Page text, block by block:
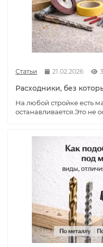
Статьи 21.02.2026
Расходники, без
На любой стройке есть
останавливается.Это не